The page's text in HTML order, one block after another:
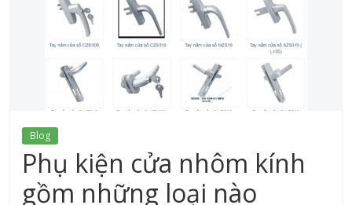
Blog
Phụ kiện cửa nhôm kính
gồm những loại nào